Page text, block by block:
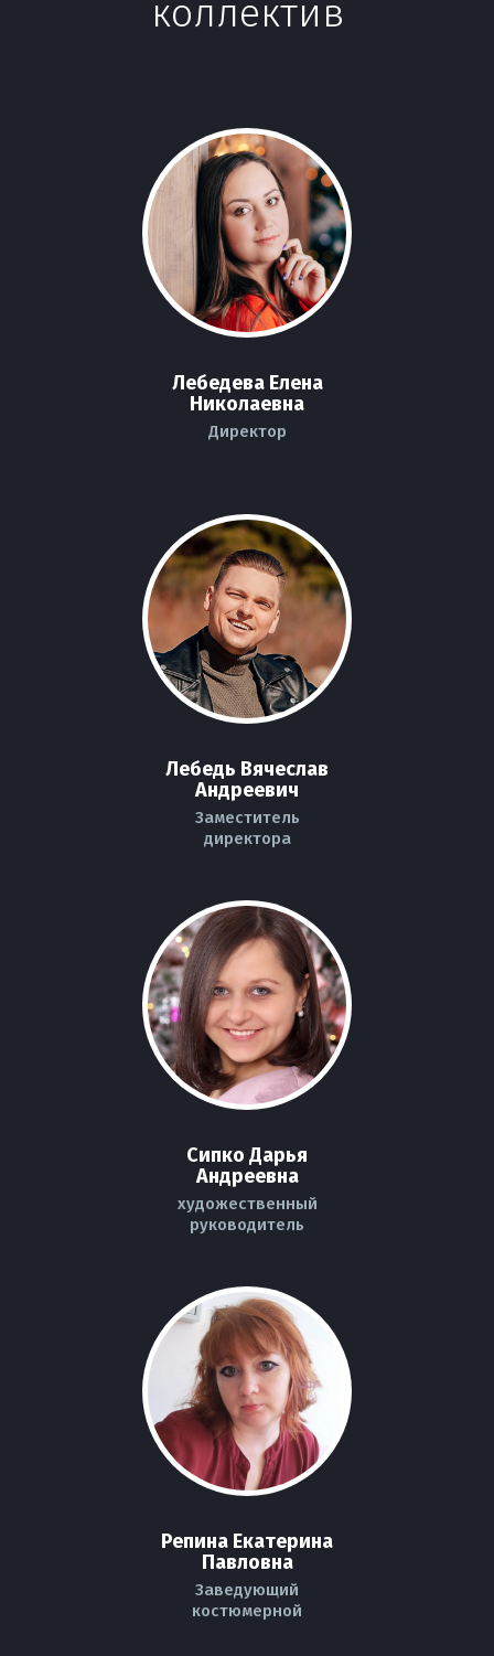
коллектив
Лебедева Елена
Николаевна
Директор
Лебедь Вячеслав
Андреевич
Заместитель
директора
Сипко Дарья
Андреевна
художественный
руководитель
Репина Екатерина
Павловна
Заведующий
костюмерной